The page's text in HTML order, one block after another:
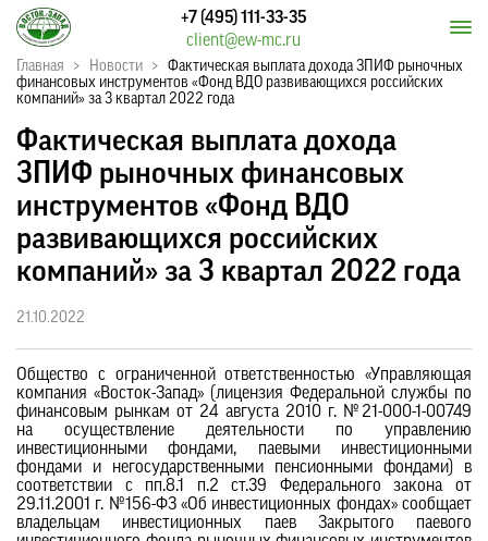
+7 (495) 111-33-35
client@ew-mc.ru
Главная > Новости >
Фактическая выплата дохода ЗПИФ рыночных
финансовых инструментов «Фонд ВДО развивающихся российских
компаний» за 3 квартал 2022 года
Фактическая выплата дохода
ЗПИФ рыночных финансовых
инструментов «Фонд ВДО
развивающихся российских
компаний» за 3 квартал 2022 года
21.10.2022
Общество с ограниченной ответственностью «Управляющая
компания «Восток-Запад» (лицензия Федеральной службы по
финансовым рынкам от 24 августа 2010 г. №21-000-1-00749
на осуществление деятельности по управлению
инвестиционными фондами, паевыми инвестиционными
фондами и негосударственными пенсионными фондами) в
соответствии с пп.8.1 п.2 ст.39 Федерального закона от
29.11.2001 г. №156-ФЗ «Об инвестиционных фондах» сообщает
владельцам инвестиционных паев Закрытого паевого